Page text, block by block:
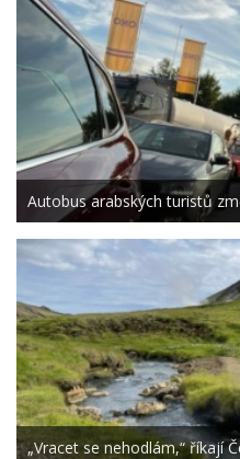
Autobus arabských turistů
„Vracet se nehodlám,“ říkají